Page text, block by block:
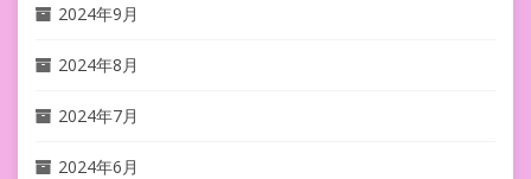
2024年9月
2024年8月
2024年7月
2024年6月